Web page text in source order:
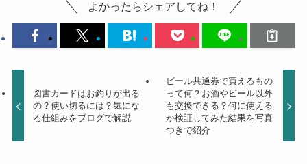
よかったらシェアしてね！
図書カードはお釣りが出る
の？使い切るには？気にな
る仕組みをブログで解説
ビール共通券で買えるもの
って何？お酒やビール以外
も交換できる？何に使える
か検証してみた結果を写真
つきで紹介